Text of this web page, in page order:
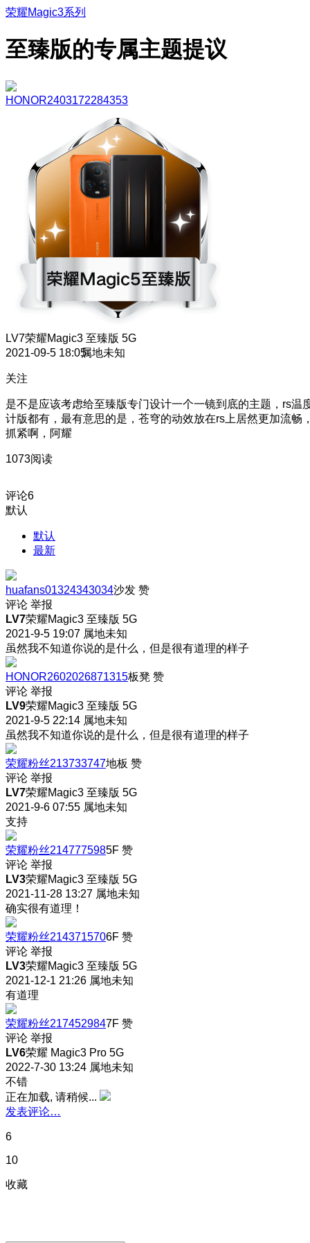
荣耀Magic3系列
至臻版的专属主题提议
HONOR2403172284353
LV7荣耀Magic3 至臻版 5G
2021-09-5 18:05属地未知
关注
是不是应该考虑给至臻版专门设计一个一镜到底的主题，rs温
计版都有，最有意思的是，苍穹的动效放在rs上居然更加流畅
抓紧啊，阿耀
1073阅读
评论6
默认
默认
最新
huafans01324343034沙发 赞
评论 举报
LV7荣耀Magic3 至臻版 5G
2021-9-5 19:07 属地未知
虽然我不知道你说的是什么，但是很有道理的样子
HONOR2602026871315板凳 赞
评论 举报
LV9荣耀Magic3 至臻版 5G
2021-9-5 22:14 属地未知
虽然我不知道你说的是什么，但是很有道理的样子
荣耀粉丝213733747地板 赞
评论 举报
LV7荣耀Magic3 至臻版 5G
2021-9-6 07:55 属地未知
支持
荣耀粉丝2147775985F 赞
评论 举报
LV3荣耀Magic3 至臻版 5G
2021-11-28 13:27 属地未知
确实很有道理！
荣耀粉丝2143715706F 赞
评论 举报
LV3荣耀Magic3 至臻版 5G
2021-12-1 21:26 属地未知
有道理
荣耀粉丝2174529847F 赞
评论 举报
LV6荣耀 Magic3 Pro 5G
2022-7-30 13:24 属地未知
不错
正在加载, 请稍候...
发表评论…
6
10
收藏